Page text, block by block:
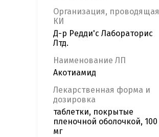
Организация, проводящая
КИ
Д-р Редди'с Лабораторис
Лтд.
Наименование ЛП
Акотиамид
Лекарственная форма и
дозировка
таблетки, покрытые
пленочной оболочкой, 100
мг